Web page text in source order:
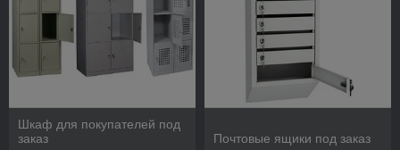
Шкаф для покупателей под
заказ
Почтовые ящики под заказ